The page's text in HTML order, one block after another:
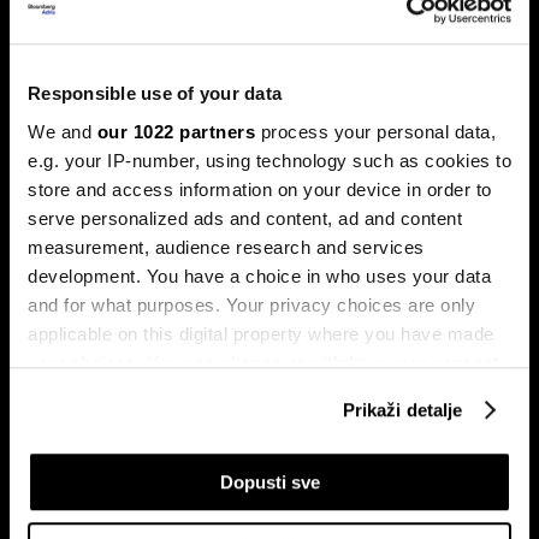
Responsible use of your data
We and our 1022 partners process your personal data,
e.g. your IP-number, using technology such as cookies to
store and access information on your device in order to
serve personalized ads and content, ad and content
measurement, audience research and services
development. You have a choice in who uses your data
and for what purposes. Your privacy choices are only
applicable on this digital property where you have made
your choices. You can change or withdraw your consent
If you allow, we would also like to:
Collect information about your geographical
Prikaži detalje
Dopusti sve
prodajnu mrežu i za kineski brend netipičnu raznolikost
pogonskih sklopova, budući da proizvodi i modele s
motorima s unutarnjim izgaranjem.
automobilsku industriju?